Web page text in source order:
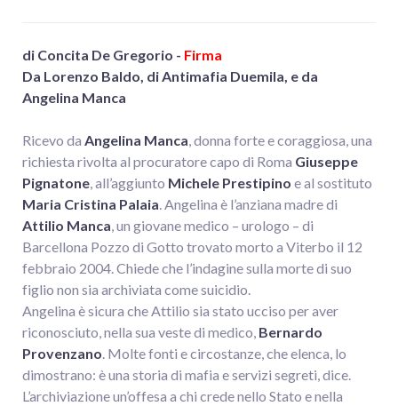
di Concita De Gregorio - Firma
Da Lorenzo Baldo, di Antimafia Duemila, e da
Angelina Manca
Ricevo da Angelina Manca, donna forte e coraggiosa, una
richiesta rivolta al procuratore capo di Roma Giuseppe
Pignatone, all’aggiunto Michele Prestipino e al sostituto
Maria Cristina Palaia. Angelina è l’anziana madre di
Attilio Manca, un giovane medico – urologo – di
Barcellona Pozzo di Gotto trovato morto a Viterbo il 12
febbraio 2004. Chiede che l’indagine sulla morte di suo
figlio non sia archiviata come suicidio.
Angelina è sicura che Attilio sia stato ucciso per aver
riconosciuto, nella sua veste di medico, Bernardo
Provenzano. Molte fonti e circostanze, che elenca, lo
dimostrano: è una storia di mafia e servizi segreti, dice.
L’archiviazione un’offesa a chi crede nello Stato e nella